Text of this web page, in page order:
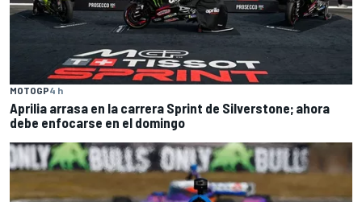
MOTOGP4 h
Aprilia arrasa en la carrera Sprint de Silverstone; ahora
debe enfocarse en el domingo